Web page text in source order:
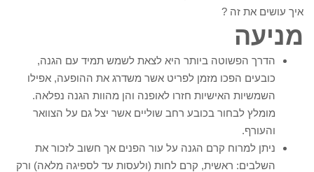
איך עושים את זה ?
מניעה
הדרך הפשוטה ביותר היא לצאת לשמש תמיד עם הגנה,
כובעים הפכו מזמן לפריט אשר משדרג את ההופעה, אפילו
השמשיות האישיות חזרו לאופנה והן מהוות הגנה נפלאה.
מומלץ לבחור בכובע רחב שוליים אשר יצל גם על הצוואר
והעורף.
ניתן למרוח קרם הגנה על עור הפנים אך חשוב לזכור את
השלבים: ראשית, קרם לחות (ולעסות עד לספיגה מלאה) ורק